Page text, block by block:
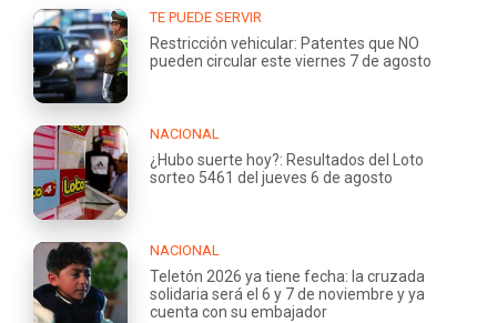
TE PUEDE SERVIR
Restricción vehicular: Patentes que NO
pueden circular este viernes 7 de agosto
NACIONAL
¿Hubo suerte hoy?: Resultados del Loto
sorteo 5461 del jueves 6 de agosto
NACIONAL
Teletón 2026 ya tiene fecha: la cruzada
solidaria será el 6 y 7 de noviembre y ya
cuenta con su embajador